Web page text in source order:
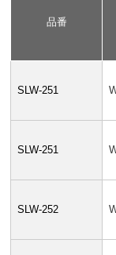
品番
SLW-251
SLW-251
SLW-252